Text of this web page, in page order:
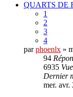
QUARTS DE
1
2
3
4
parphoenlx »
94
6935
Dernier
mer. avr.